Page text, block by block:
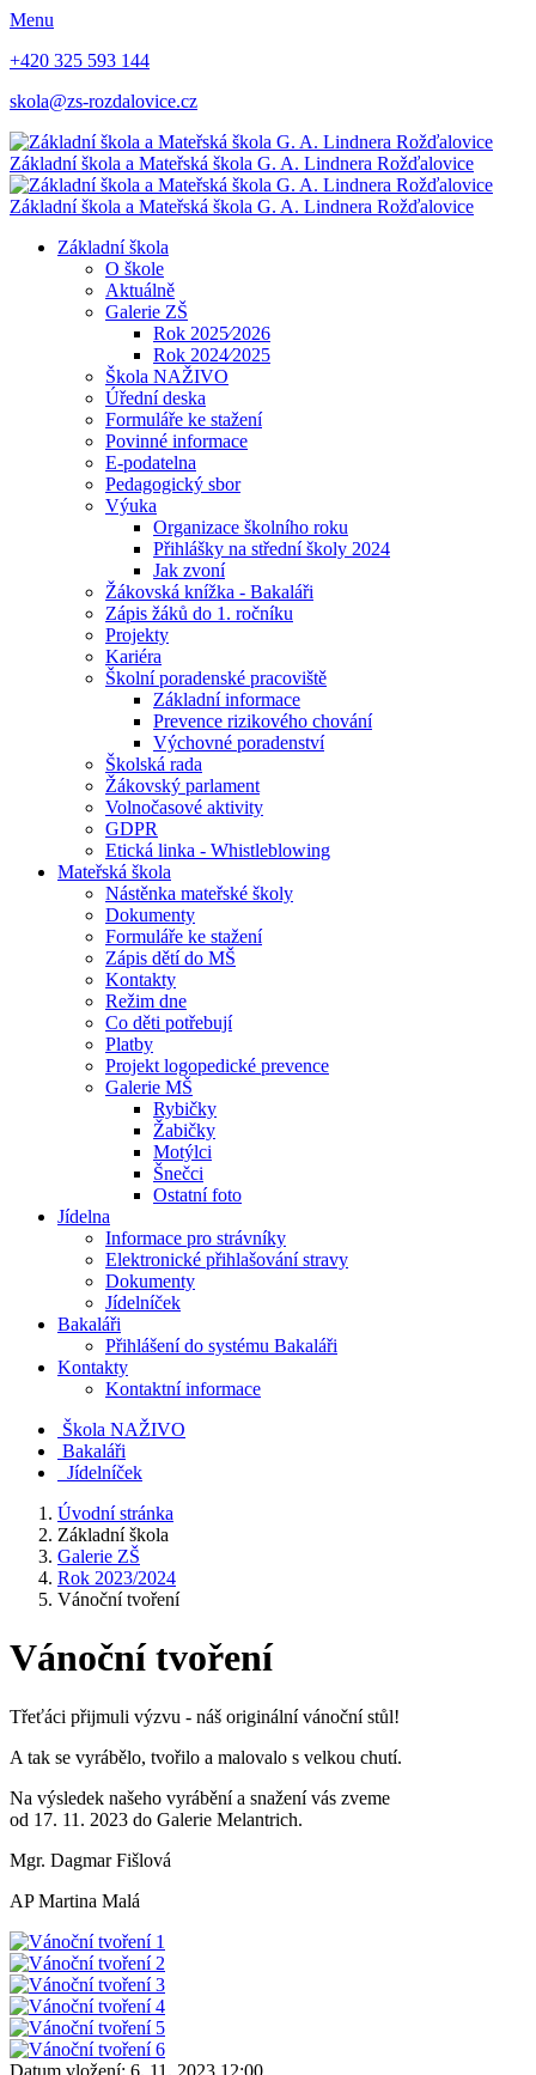
Menu
+420 325 593 144
skola@zs-rozdalovice.cz
Základní škola a Mateřská škola G. A. Lindnera Rožďalovice
Základní škola a Mateřská škola G. A. Lindnera Rožďalovice
Základní škola
O škole
Aktuálně
Galerie ZŠ
Rok 2025⁄2026
Rok 2024⁄2025
Škola NAŽIVO
Úřední deska
Formuláře ke stažení
Povinné informace
E-podatelna
Pedagogický sbor
Výuka
Organizace školního roku
Přihlášky na střední školy 2024
Jak zvoní
Žákovská knížka - Bakaláři
Zápis žáků do 1. ročníku
Projekty
Kariéra
Školní poradenské pracoviště
Základní informace
Prevence rizikového chování
Výchovné poradenství
Školská rada
Žákovský parlament
Volnočasové aktivity
GDPR
Etická linka - Whistleblowing
Mateřská škola
Nástěnka mateřské školy
Dokumenty
Formuláře ke stažení
Zápis dětí do MŠ
Kontakty
Režim dne
Co děti potřebují
Platby
Projekt logopedické prevence
Galerie MŠ
Rybičky
Žabičky
Motýlci
Šnečci
Ostatní foto
Jídelna
Informace pro strávníky
Elektronické přihlašování stravy
Dokumenty
Jídelníček
Bakaláři
Přihlášení do systému Bakaláři
Kontakty
Kontaktní informace
Škola NAŽIVO
Bakaláři
Jídelníček
Úvodní stránka
Základní škola
Galerie ZŠ
Rok 2023/2024
Vánoční tvoření
Vánoční tvoření
Třeťáci přijmuli výzvu - náš originální vánoční stůl!
A tak se vyrábělo, tvořilo a malovalo s velkou chutí.
Na výsledek našeho vyrábění a snažení vás zveme
od 17. 11. 2023 do Galerie Melantrich.
Mgr. Dagmar Fišlová
AP Martina Malá
Datum vložení: 6. 11. 2023 12:00